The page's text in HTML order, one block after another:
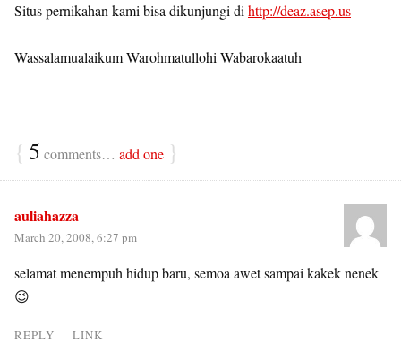
Situs pernikahan kami bisa dikunjungi di http://deaz.asep.us
Wassalamualaikum Warohmatullohi Wabarokaatuh
{ 5 comments… add one }
auliahazza
March 20, 2008, 6:27 pm
selamat menempuh hidup baru, semoa awet sampai kakek nenek
😉
REPLY LINK